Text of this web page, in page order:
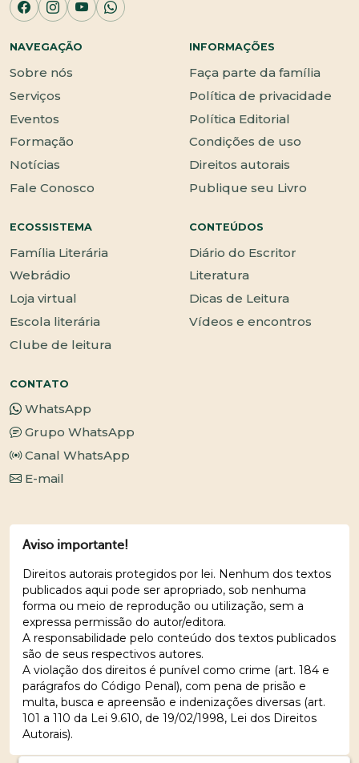
NAVEGAÇÃO
Sobre nós
Serviços
Eventos
Formação
Notícias
Fale Conosco
INFORMAÇÕES
Faça parte da família
Política de privacidade
Política Editorial
Condições de uso
Direitos autorais
Publique seu Livro
ECOSSISTEMA
Família Literária
Webrádio
Loja virtual
Escola literária
Clube de leitura
CONTEÚDOS
Diário do Escritor
Literatura
Dicas de Leitura
Vídeos e encontros
CONTATO
WhatsApp
Grupo WhatsApp
Canal WhatsApp
E-mail
Aviso importante!
Direitos autorais protegidos por lei. Nenhum dos textos
publicados aqui pode ser apropriado, sob nenhuma
forma ou meio de reprodução ou utilização, sem a
expressa permissão do autor/editora.
A responsabilidade pelo conteúdo dos textos publicados
são de seus respectivos autores.
A violação dos direitos é punível como crime (art. 184 e
parágrafos do Código Penal), com pena de prisão e
multa, busca e apreensão e indenizações diversas (art.
101 a 110 da Lei 9.610, de 19/02/1998, Lei dos Direitos
Autorais).